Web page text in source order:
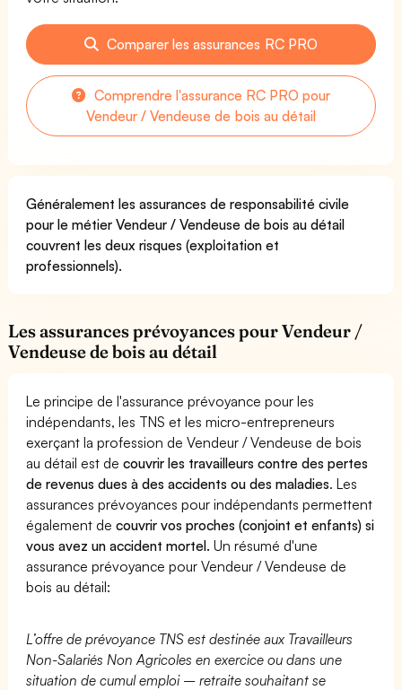
Comparer les assurances RC PRO
Comprendre l'assurance RC PRO pour
Vendeur / Vendeuse de bois au détail
Généralement les assurances de responsabilité civile
pour le métier Vendeur / Vendeuse de bois au détail
couvrent les deux risques (exploitation et
professionnels).
Les assurances prévoyances pour Vendeur /
Vendeuse de bois au détail
Le principe de l'assurance prévoyance pour les
indépendants, les TNS et les micro-entrepreneurs
exerçant la profession de Vendeur / Vendeuse de bois
au détail est decouvrir les travailleurs contre des pertes
de revenus dues à des accidents ou des maladies. Les
assurances prévoyances pour indépendants permettent
également decouvrir vos proches (conjoint et enfants) si
vous avez un accident mortel. Un résumé d'une
assurance prévoyance pour Vendeur / Vendeuse de
bois au détail:
L’offre de prévoyance TNS est destinée aux Travailleurs
Non-Salariés Non Agricoles en exercice ou dans une
situation de cumul emploi – retraite souhaitant se